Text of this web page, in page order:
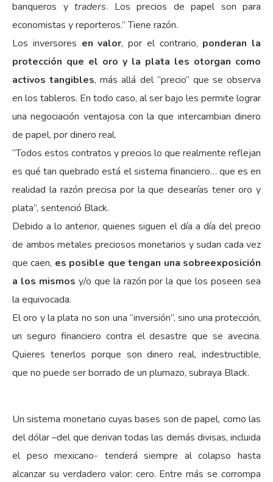
banqueros y traders. Los precios de papel son para
economistas y reporteros.” Tiene razón.
Los inversores en valor, por el contrario, ponderan la
protección que el oro y la plata les otorgan como
activos tangibles, más allá del “precio” que se observa
en los tableros. En todo caso, al ser bajo les permite lograr
una negociación ventajosa con la que intercambian dinero
de papel, por dinero real.
“Todos estos contratos y precios lo que realmente reflejan
es qué tan quebrado está el sistema financiero… que es en
realidad la razón precisa por la que desearías tener oro y
plata”, sentenció Black.
Debido a lo anterior, quienes siguen el día a día del precio
de ambos metales preciosos monetarios y sudan cada vez
que caen, es posible que tengan una sobreexposición
a los mismos y/o que la razón por la que los poseen sea
la equivocada.
El oro y la plata no son una “inversión”, sino una protección,
un seguro financiero contra el desastre que se avecina.
Quieres tenerlos porque son dinero real, indestructible,
que no puede ser borrado de un plumazo, subraya Black.
Un sistema monetario cuyas bases son de papel, como las
del dólar –del que derivan todas las demás divisas, incluida
el peso mexicano- tenderá siempre al colapso hasta
alcanzar su verdadero valor: cero. Entre más se corrompa